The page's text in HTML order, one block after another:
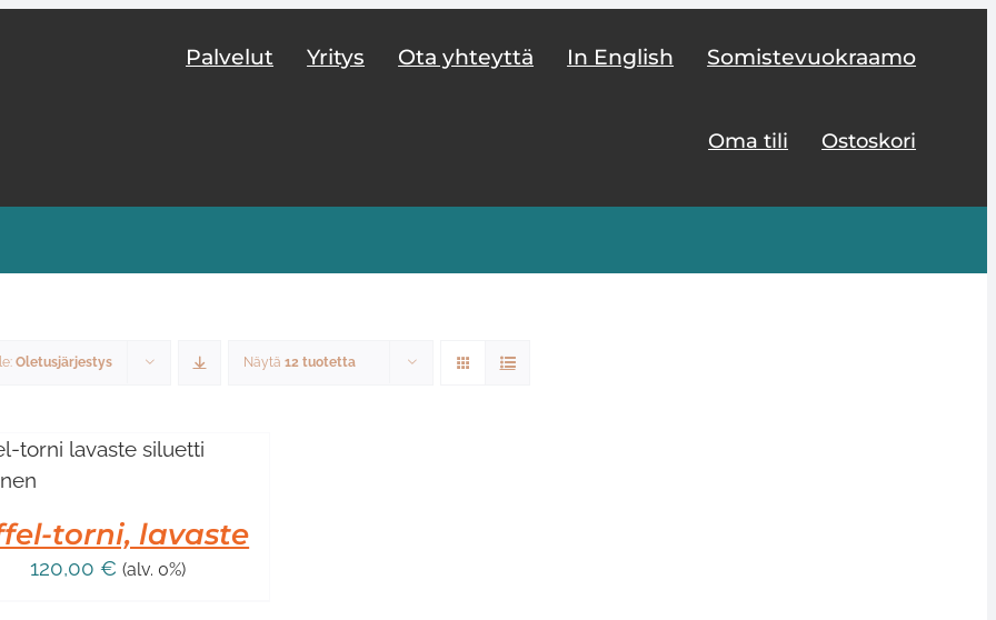
Palvelut Yritys Ota yhteyttä In English Somistevuokraamo
Oma tili Ostoskori
Oletusjärjestys Näytä 12 tuotetta
torni, lavaste
120,00 € (alv. 0%)